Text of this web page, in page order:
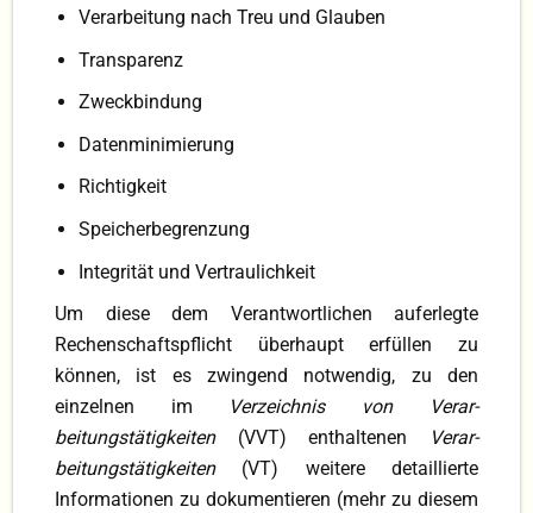
Verarbeitung nach Treu und Glauben
Transparenz
Zweckbindung
Datenminimierung
Richtigkeit
Speicherbegrenzung
Integrität und Vertraulichkeit
Um diese dem Verantwortlichen auferlegte
Rechenschaftspflicht überhaupt erfüllen zu
können, ist es zwingend notwendig, zu den
einzelnen im
Verzeichnis von Ver­ar­
beitungstätigkei­ten(VVT) enthaltenen
Ver­­ar­­
beitungstätigkeiten(VT) weitere detaillierte
Informationen zu dokumentieren (mehr zu diesem